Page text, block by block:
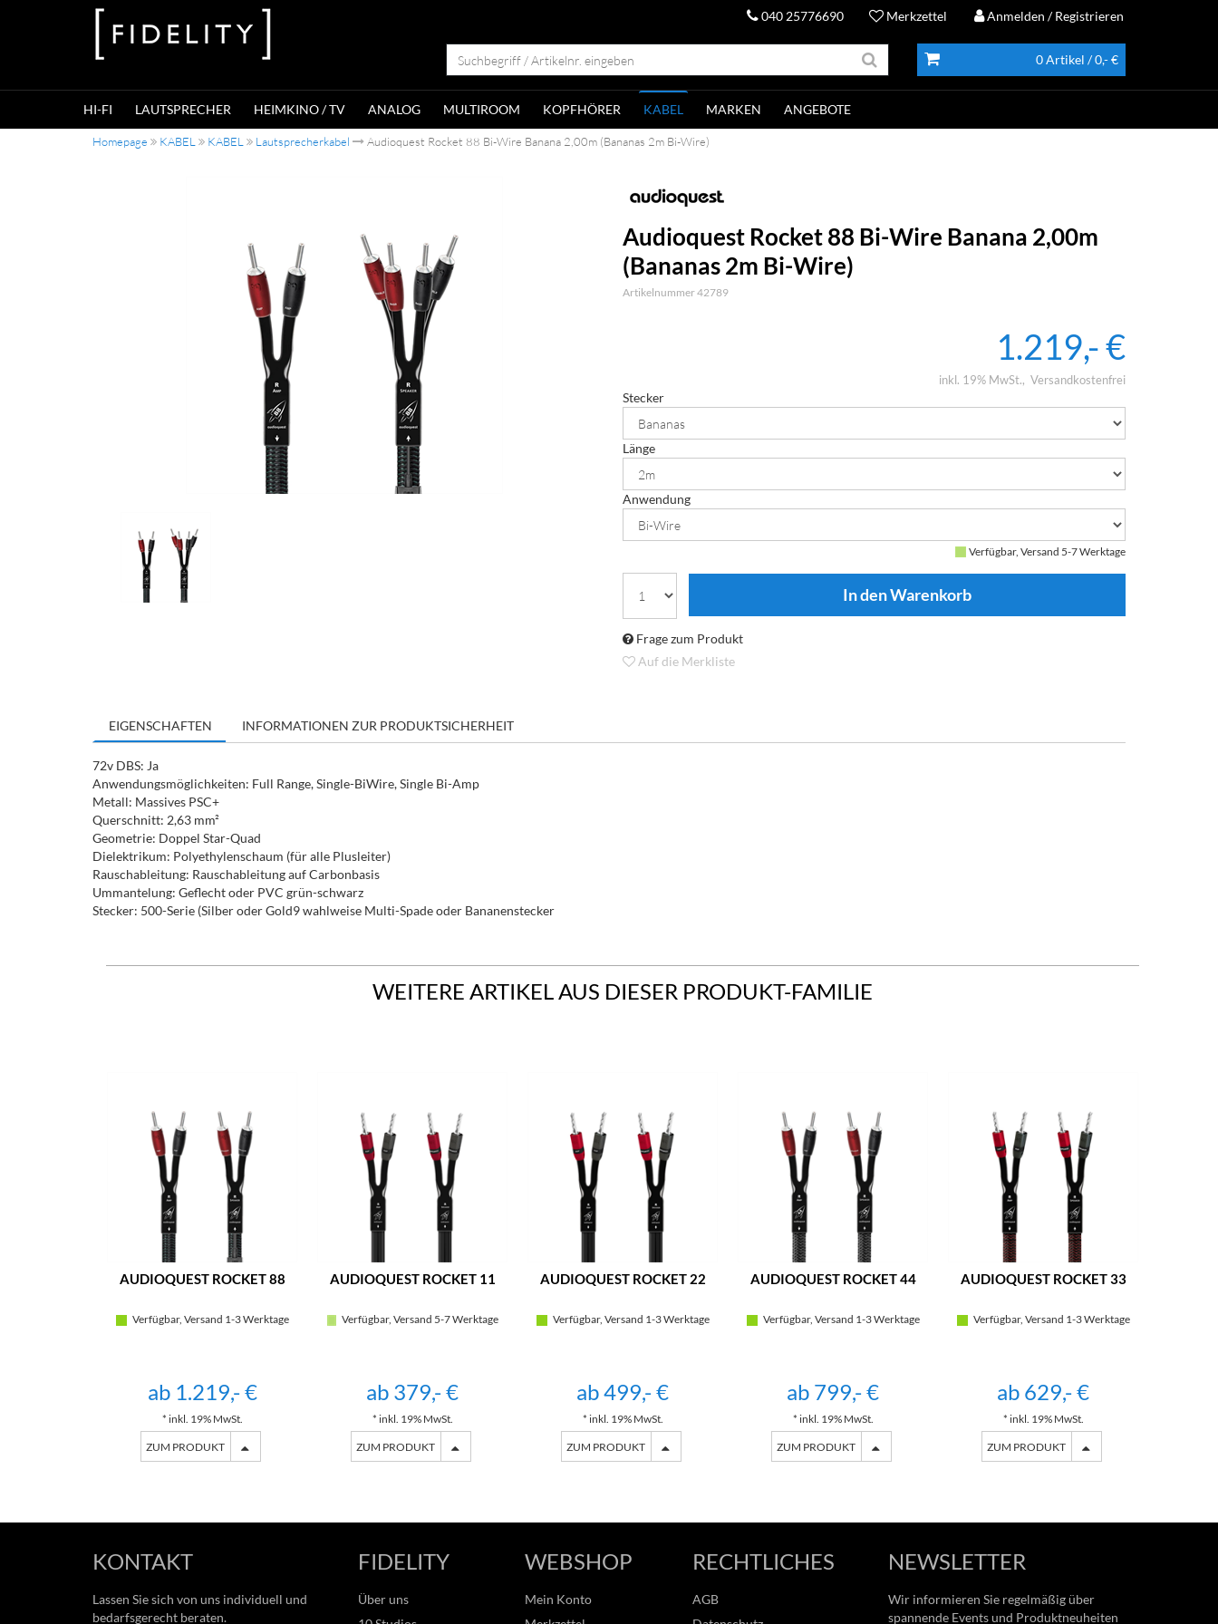
040 25776690 Merkzettel Anmelden / Registrieren
0 Artikel / 0,- €
HI-FI LAUTSPRECHER HEIMKINO / TV ANALOG MULTIROOM KOPFHÖRER KABEL MARKEN ANGEBOTE
Homepage KABEL KABEL Lautsprecherkabel Audioquest Rocket 88 Bi-Wire Banana 2,00m (Bananas 2m Bi-Wire)
Audioquest Rocket 88 Bi-Wire Banana 2,00m
(Bananas 2m Bi-Wire)
Artikelnummer 42789
1.219,- €
inkl. 19% MwSt. Versandkostenfrei
Stecker
Länge
Anwendung
Verfügbar, Versand 5-7 Werktage
Frage zum Produkt
Auf die Merkliste
EIGENSCHAFTEN INFORMATIONEN ZUR PRODUKTSICHERHEIT
72v DBS: Ja
Anwendungsmöglichkeiten: Full Range, Single-BiWire, Single Bi-Amp
Metall: Massives PSC+
Querschnitt: 2,63 mm²
Geometrie: Doppel Star-Quad
Dielektrikum: Polyethylenschaum (für alle Plusleiter)
Rauschableitung: Rauschableitung auf Carbonbasis
Ummantelung: Geflecht oder PVC grün-schwarz
Stecker: 500-Serie (Silber oder Gold9 wahlweise Multi-Spade oder Bananenstecker
WEITERE ARTIKEL AUS DIESER PRODUKT-FAMILIE
AUDIOQUEST ROCKET 88
Verfügbar, Versand 1-3 Werktage
ab 1.219,- €
* inkl. 19% MwSt.
ZUM PRODUKT
AUDIOQUEST ROCKET 11
Verfügbar, Versand 5-7 Werktage
ab 379,- €
* inkl. 19% MwSt.
ZUM PRODUKT
AUDIOQUEST ROCKET 22
Verfügbar, Versand 1-3 Werktage
ab 499,- €
* inkl. 19% MwSt.
ZUM PRODUKT
AUDIOQUEST ROCKET 44
Verfügbar, Versand 1-3 Werktage
ab 799,- €
* inkl. 19% MwSt.
ZUM PRODUKT
AUDIOQUEST ROCKET 33
Verfügbar, Versand 1-3 Werktage
ab 629,- €
* inkl. 19% MwSt.
ZUM PRODUKT
KONTAKT
Lassen Sie sich von uns individuell und
bedarfsgerecht beraten.
FIDELITY
Über uns
WEBSHOP
Mein Konto
RECHTLICHES
AGB
NEWSLETTER
Wir informieren Sie regelmäßig über
spannende Events und Produktneuheiten